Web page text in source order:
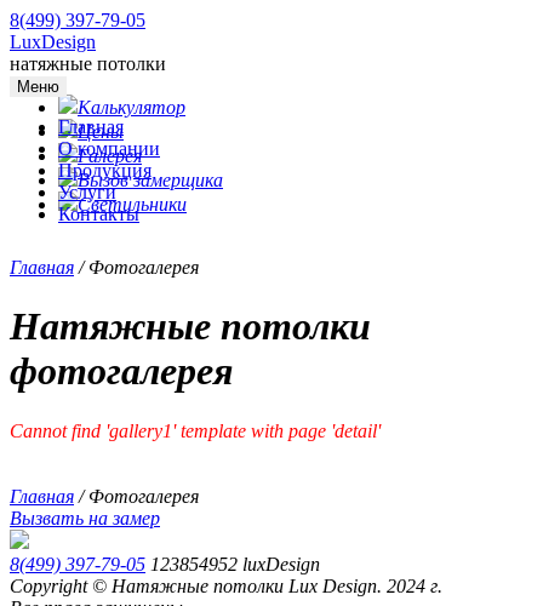
8(499) 397-79-05
LuxDesign
натяжные потолки
Меню
Главная
О компании
Продукция
Услуги
Контакты
Калькулятор
Цены
Галерея
Вызов замерщика
Светильники
Главная /Фотогалерея
Натяжные потолки
фотогалерея
Cannot find 'gallery1' template with page 'detail'
Главная /Фотогалерея
Вызвать на замер
8(499) 397-79-05 123854952 luxDesign
Copyright © Натяжные потолки Lux Design. 2024 г.